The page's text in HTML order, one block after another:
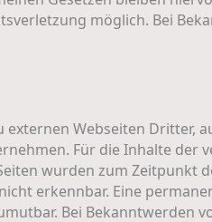
möglich. Bei
externen Webseiten Dritter,
Für die Inhalte der
wurden zum Zeitpunkt
erkennbar. Eine
Bei Bekanntwerden